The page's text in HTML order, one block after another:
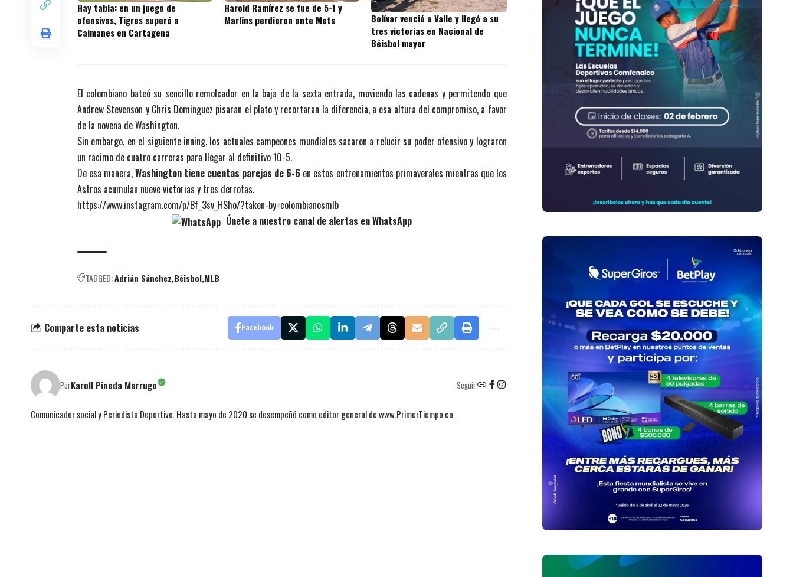
Hay tabla: en un juego de
ofensivas, Tigres superó a
Caimanes en Cartagena
Harold Ramírez se fue de 5-1 y
Marlins perdieron ante Mets
Bolívar venció a Valle y llegó a su
tres victorias en Nacional de
Béisbol mayor
El colombiano bateó su sencillo remolcador en la baja de la sexta entrada, moviendo las cadenas y permitendo que
Andrew Stevenson y Chris Dominguez pisaran el plato y recortaran la diferencia, a esa altura del compromiso, a favor
de la novena de Washington.
Sin embargo, en el siguiente inning, los actuales campeones mundiales sacaron a relucir su poder ofensivo y lograron
un racimo de cuatro carreras para llegar al definitivo 10-5.
De esa manera,Washington tiene cuentas parejas de 6-6 en estos entrenamientos primaverales mientras que los
Astros acumulan nueve victorias y tres derrotas.
https://www.instagram.com/p/Bf_3sv_HSho/?taken-by=colombianosmlb
Únete a nuestro canal de alertas en WhatsApp
TAGGED:Adrián Sánchez Béisbol MLB
Comparte esta noticias Facebook
PorKaroll Pineda Marrugo Seguir
Comunicador social y Periodista Deportivo. Hasta mayo de 2020 se desempeñó como editor general de www.PrimerTiempo.co.